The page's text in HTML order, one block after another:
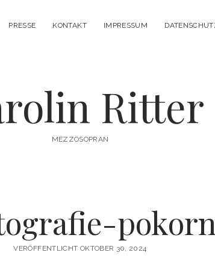
PRESSE KONTAKT IMPRESSUM
Ritter
MEZZOSOPRAN
VERÖFFENTLICHT OKTOBER 30, 2024